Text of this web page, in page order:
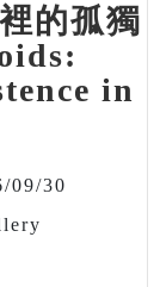
的孤獨
in
09/30